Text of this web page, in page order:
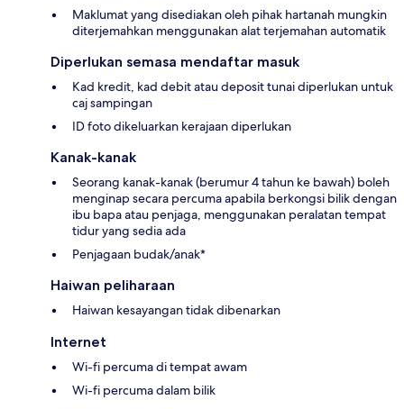
Maklumat yang disediakan oleh pihak hartanah mungkin
diterjemahkan menggunakan alat terjemahan automatik
Diperlukan semasa mendaftar masuk
Kad kredit, kad debit atau deposit tunai diperlukan untuk
caj sampingan
ID foto dikeluarkan kerajaan diperlukan
Kanak-kanak
Seorang kanak-kanak (berumur 4 tahun ke bawah) boleh
menginap secara percuma apabila berkongsi bilik dengan
ibu bapa atau penjaga, menggunakan peralatan tempat
tidur yang sedia ada
Penjagaan budak/anak*
Haiwan peliharaan
Haiwan kesayangan tidak dibenarkan
Internet
Wi-fi percuma di tempat awam
Wi-fi percuma dalam bilik